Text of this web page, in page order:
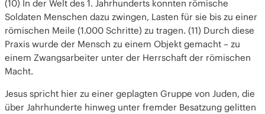
(10) In der Welt des 1. Jahrhunderts konnten römische
Soldaten Menschen dazu zwingen, Lasten für sie bis zu einer
römischen Meile (1.000 Schritte) zu tragen. (11) Durch diese
Praxis wurde der Mensch zu einem Objekt gemacht – zu
einem Zwangsarbeiter unter der Herrschaft der römischen
Macht.
Jesus spricht hier zu einer geplagten Gruppe von Juden, die
über Jahrhunderte hinweg unter fremder Besatzung gelitten